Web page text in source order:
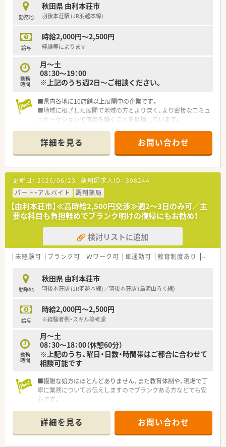
勤務地
秋田県 由利本荘市
羽後本荘駅 (JR羽越本線)
給与
時給2,000円～2,500円
経験等によります
勤務
時間
月～土
08：30～19：00
※上記のうち週2日～ご相談ください。
■県内各地に10店舗以上展開中の企業です。
■地域に根ざした展開で地域の方とより深く、より密接なコミュ
ニケーケションで信用を築くことを目指しています。
■海も近くアウトドア派な薬剤師さんにもオススメできる求人
です!
詳細を見る お問い合わせ
更新日： 2026/06/23 薬剤師求人ID： 398244
パート・アルバイト
調剤薬局
【由利本荘市】≪高時給2,500円交渉≫週2～3日のみ可／主
要な科目も負担軽めでブランク明けの復帰にもお勧め！
検討リストに追加
未経験可 ブランク可 Ｗワーク可 車通勤可 教育制度あり 大手チ
勤務地
秋田県 由利本荘市
羽後本荘駅 (JR羽越本線)／羽後本荘駅 (鳥海山ろく線)
給与
時給2,000円～2,500円
※経験者例・スキル等考慮
勤務
時間
月～土
08：30～18：00（休憩60分）
※上記のうち、曜日・日数・時間帯はご都合に合わせて
相談可能です
■複雑な処方はほとんどありません、また教育体制や、現場で丁
寧に業務についてお伝えしますのでブランクある方などでも安
心です。
■地域の皆様の生活を安心・安全へサポートできますよう、まご
ころを大切に運営を行っており地域のかかりつけ薬局を目指し
ております。
詳細を見る お問い合わせ